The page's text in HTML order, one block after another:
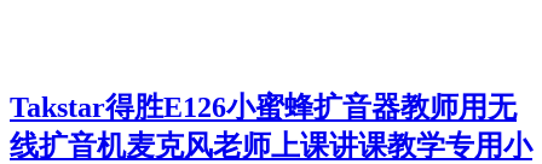
Takstar得胜E126小蜜蜂扩音器教师用无
线扩音机麦克风老师上课讲课教学专用小